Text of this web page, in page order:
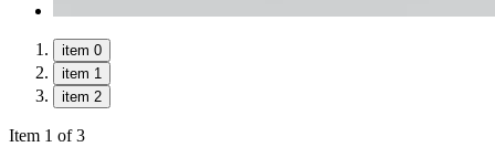
item 0
item 1
item 2
Item 1 of 3